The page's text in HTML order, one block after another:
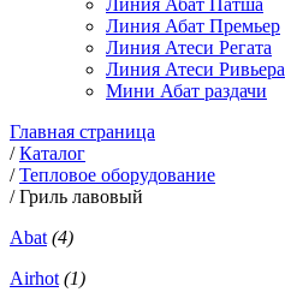
Линия Абат Патша
Линия Абат Премьер
Линия Атеси Регата
Линия Атеси Ривьера
Мини Абат раздачи
Главная страница
/Каталог
/Тепловое оборудование
/Гриль лавовый
Abat (4)
Airhot (1)